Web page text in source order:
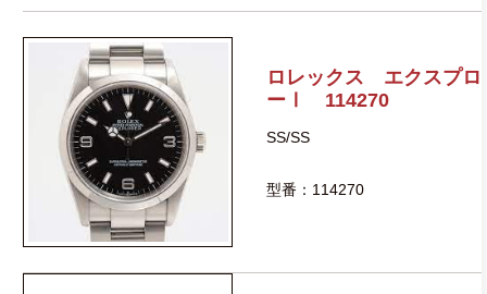
ロレックス エクスプロ
ーⅠ 114270
SS/SS
型番：114270